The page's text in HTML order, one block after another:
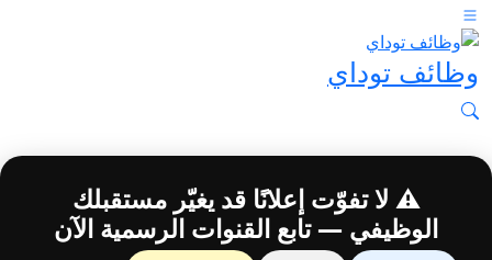
وظائف توداي
⚠️ لا تفوّت إعلانًا قد يغيّر مستقبلك
الوظيفي — تابع القنوات الرسمية الآن